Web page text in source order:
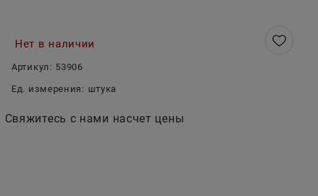
Нет в наличии
Артикул: 53906
Ед. измерения: штука
Свяжитесь с нами насчет цены